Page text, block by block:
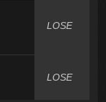
LOSE
LOSE